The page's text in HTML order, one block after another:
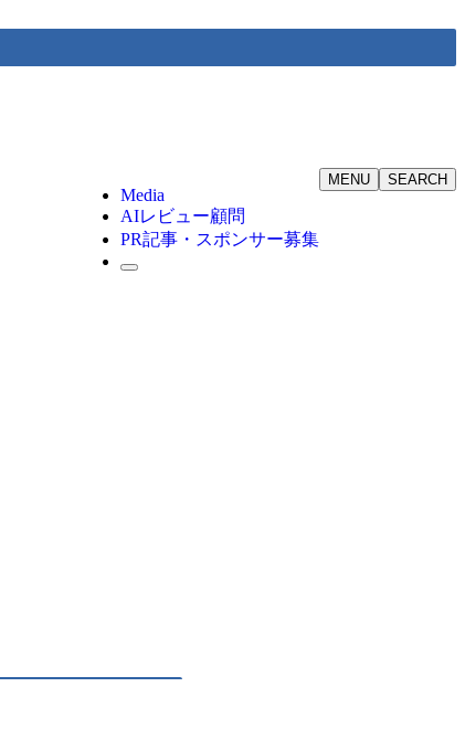
Media
AIレビュー顧問
PR記事・スポンサー募集
SEARCH
MENU